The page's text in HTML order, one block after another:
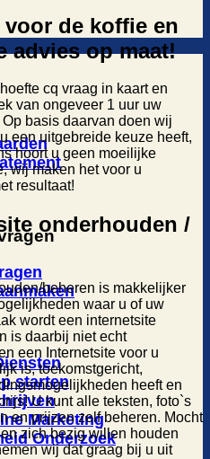
starten
Marketing
Onderzoek
de koffie en
advies op maat!
cq vraag in kaart en
van ongeveer 1 uur uw
basis daarvan doen wij
een uitgebreide keuze heeft,
hoort u geen moeilijke
wij maken het voor u
resultaat!
onderhouden /
beheren is makkelijker
waar u of uw
wordt een internetsite
is daarbij niet echt
een Internetsite voor u
is, toekomstgericht,
heeft en
U kunt alle teksten, foto`s
en prijzen zelf beheren. Mocht
zich bezig willen houden
wij dat graag bij u uit